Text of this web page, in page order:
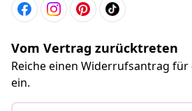
Vom Vertrag zurücktreten
Reiche einen Widerrufsantrag für
ein.